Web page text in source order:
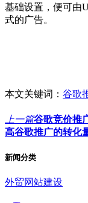
基础设置，便可由
式的广告。
本文关键词： 谷歌
上一篇谷歌竞价推
高谷歌推广的转化
新闻分类
外贸网站建设